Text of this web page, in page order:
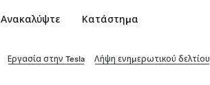
Ανακαλύψτε Κατάστημα
Εργασία στην Tesla Λήψη ενημερωτικού δελτίου